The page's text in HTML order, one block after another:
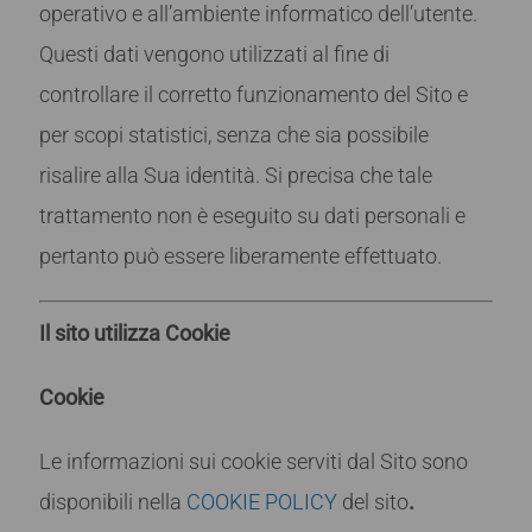
operativo e all’ambiente informatico dell’utente.
Questi dati vengono utilizzati al fine di
controllare il corretto funzionamento del Sito e
per scopi statistici, senza che sia possibile
risalire alla Sua identità. Si precisa che tale
trattamento non è eseguito su dati personali e
pertanto può essere liberamente effettuato.
Il sito utilizza Cookie
Cookie
Le informazioni sui cookie serviti dal Sito sono
disponibili nella COOKIE POLICY del sito.